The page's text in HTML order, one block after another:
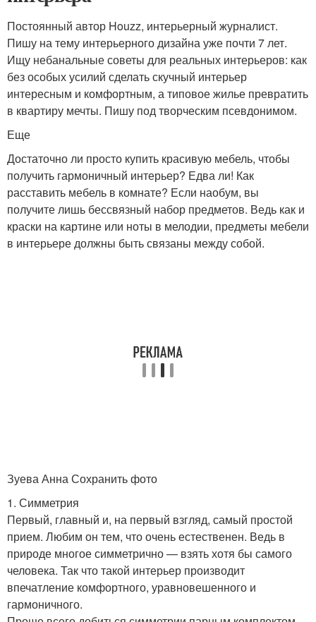
Постоянный автор Houzz, интерьерный журналист.
Пишу на тему интерьерного дизайна уже почти 7 лет.
Ищу небанальные советы для реальных интерьеров: как
без особых усилий сделать скучный интерьер
интересным и комфортным, а типовое жилье превратить
в квартиру мечты. Пишу под творческим псевдонимом.
Еще
Достаточно ли просто купить красивую мебель, чтобы
получить гармоничный интерьер? Едва ли! Как
расставить мебель в комнате? Если наобум, вы
получите лишь бессвязный набор предметов. Ведь как и
краски на картине или ноты в мелодии, предметы мебели
в интерьере должны быть связаны между собой.
Зуева Анна Сохранить фото
1. Симметрия
Первый, главный и, на первый взгляд, самый простой
прием. Любим он тем, что очень естественен. Ведь в
природе многое симметрично — взять хотя бы самого
человека. Так что такой интерьер производит
впечатление комфортного, уравновешенного и
гармоничного.